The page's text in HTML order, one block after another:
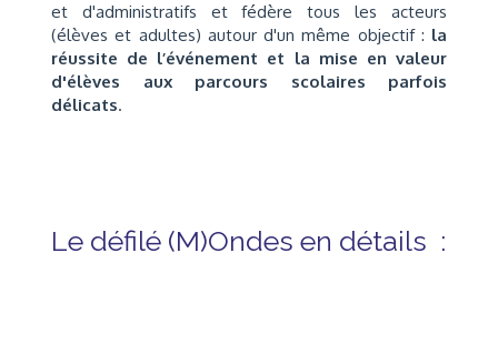
et d'administratifs et fédère tous les acteurs
(élèves et adultes) autour d'un même objectif : la
réussite de l’événement et la mise en valeur
d'élèves aux parcours scolaires parfois
délicats.
Le défilé (M)Ondes en détails :